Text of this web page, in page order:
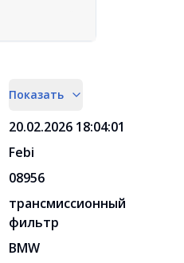
Показать
20.02.2026 18:04:01
Febi
08956
трансмиссионный
фильтр
BMW